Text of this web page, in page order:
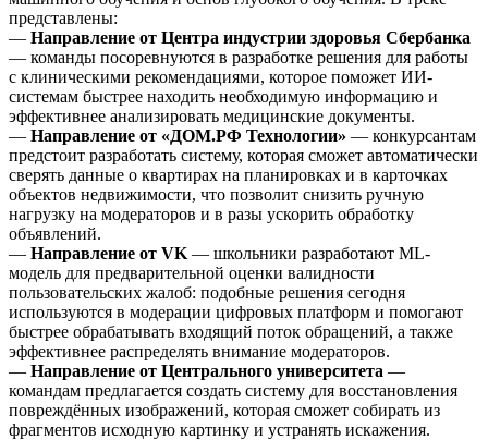
представлены:
— Направление от Центра индустрии здоровья Сбербанка
— команды посоревнуются в разработке решения для работы
с клиническими рекомендациями, которое поможет ИИ-
системам быстрее находить необходимую информацию и
эффективнее анализировать медицинские документы.
— Направление от «ДОМ.РФ Технологии» — конкурсантам
предстоит разработать систему, которая сможет автоматически
сверять данные о квартирах на планировках и в карточках
объектов недвижимости, что позволит снизить ручную
нагрузку на модераторов и в разы ускорить обработку
объявлений.
— Направление от VK — школьники разработают ML-
модель для предварительной оценки валидности
пользовательских жалоб: подобные решения сегодня
используются в модерации цифровых платформ и помогают
быстрее обрабатывать входящий поток обращений, а также
эффективнее распределять внимание модераторов.
— Направление от Центрального университета —
командам предлагается создать систему для восстановления
повреждённых изображений, которая сможет собирать из
фрагментов исходную картинку и устранять искажения.